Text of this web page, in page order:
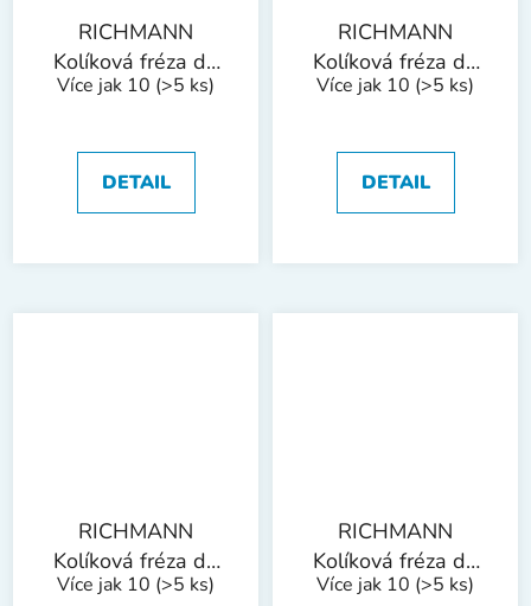
RICHMANN
Kolíková fréza do
kovu, stopka 6 mm
12x25 mm
Více jak 10 (>5 ks)
DETAIL
RICHMANN
Kolíková fréza do
kovu, stopka 6 mm
8x22 mm
Více jak 10 (>5 ks)
DETAIL
RICHMANN
Kolíková fréza do
kovu, stopka 6 mm
Více jak 10 (>5 ks)
RICHMANN
Kolíková fréza do
kovu, stopka 6 mm
Více jak 10 (>5 ks)